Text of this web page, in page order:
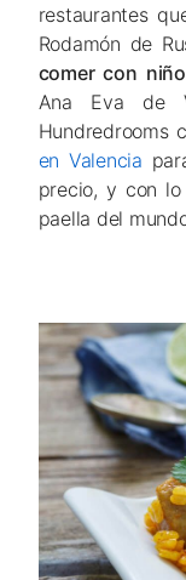
restaurantes
Rodamón de
comer con
Ana Eva de
Hundredrooms
en Valencia
precio, y con
paella del